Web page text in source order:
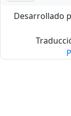
Desarrollado